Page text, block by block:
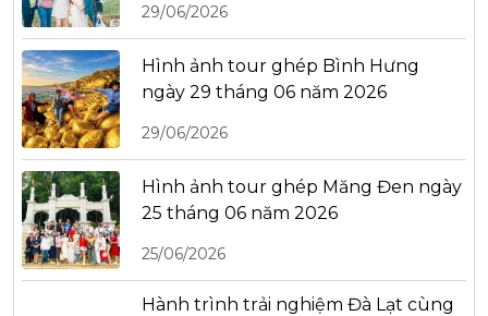
29/06/2026
Hình ảnh tour ghép Bình Hưng
ngày 29 tháng 06 năm 2026
29/06/2026
Hình ảnh tour ghép Măng Đen ngày
25 tháng 06 năm 2026
25/06/2026
Hành trình trải nghiệm Đà Lạt cùng